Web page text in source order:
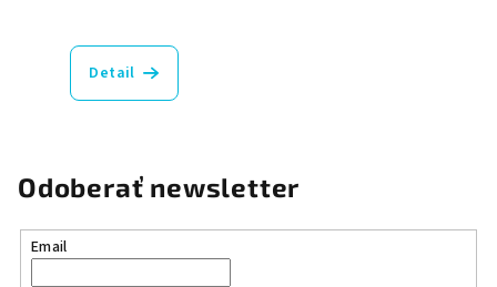
Detail
Odoberať newsletter
Email